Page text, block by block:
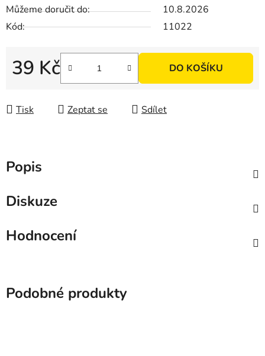
Můžeme doručit do:
10.8.2026
Kód:
11022
39 Kč
Měrná cena:
DO KOŠÍKU
Tisk Zeptat se Sdílet
Popis
Diskuze
Hodnocení
Podobné produkty